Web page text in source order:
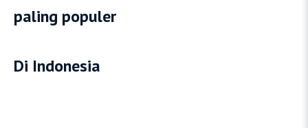
paling populer
Di Indonesia